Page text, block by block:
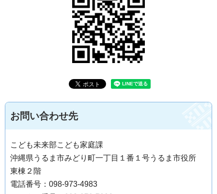
お問い合わせ先
こども未来部こども家庭課
沖縄県うるま市みどり町一丁目１番１号うるま市役所
東棟２階
電話番号：098-973-4983